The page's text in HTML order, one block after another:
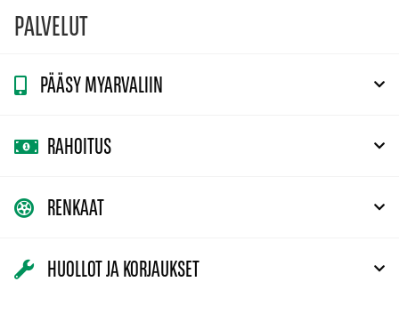
PALVELUT
PÄÄSY MYARVALIIN
RAHOITUS
RENKAAT
HUOLLOT JA KORJAUKSET